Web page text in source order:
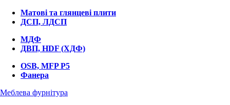
Матові та глянцеві плити
ДСП, ЛДСП
МДФ
ДВП, HDF (ХДФ)
OSB, MFP P5
Фанера
Меблева фурнітура